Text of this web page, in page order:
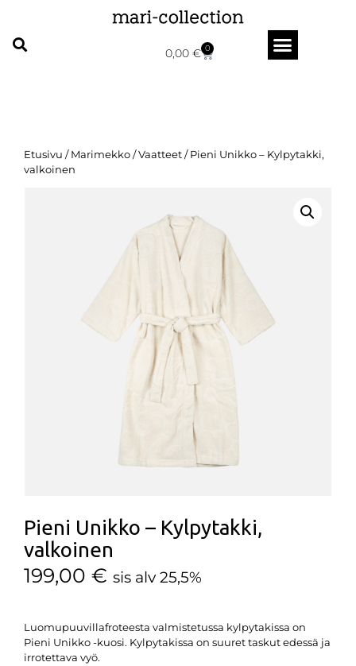
0,00 € 0
Etusivu /Marimekko/Vaatteet/ Pieni Unikko – Kylpytakki,
valkoinen
Pieni Unikko – Kylpytakki,
valkoinen
199,00 € sis alv 25,5%
Luomupuuvillafroteesta valmistetussa kylpytakissa on
Pieni Unikko -kuosi. Kylpytakissa on suuret taskut edessä ja
irrotettava vyö.